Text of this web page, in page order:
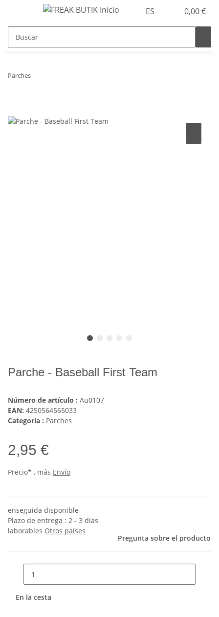
ES 0,00 €
Parches
Parche - Baseball First Team
Número de artículo : Au0107
EAN: 4250564565033
Categoría : Parches
2,95 €
Precio* , más Envío
enseguida disponible
Plazo de entrega : 2 - 3 días
laborables Otros países
Pregunta sobre el producto
En la cesta